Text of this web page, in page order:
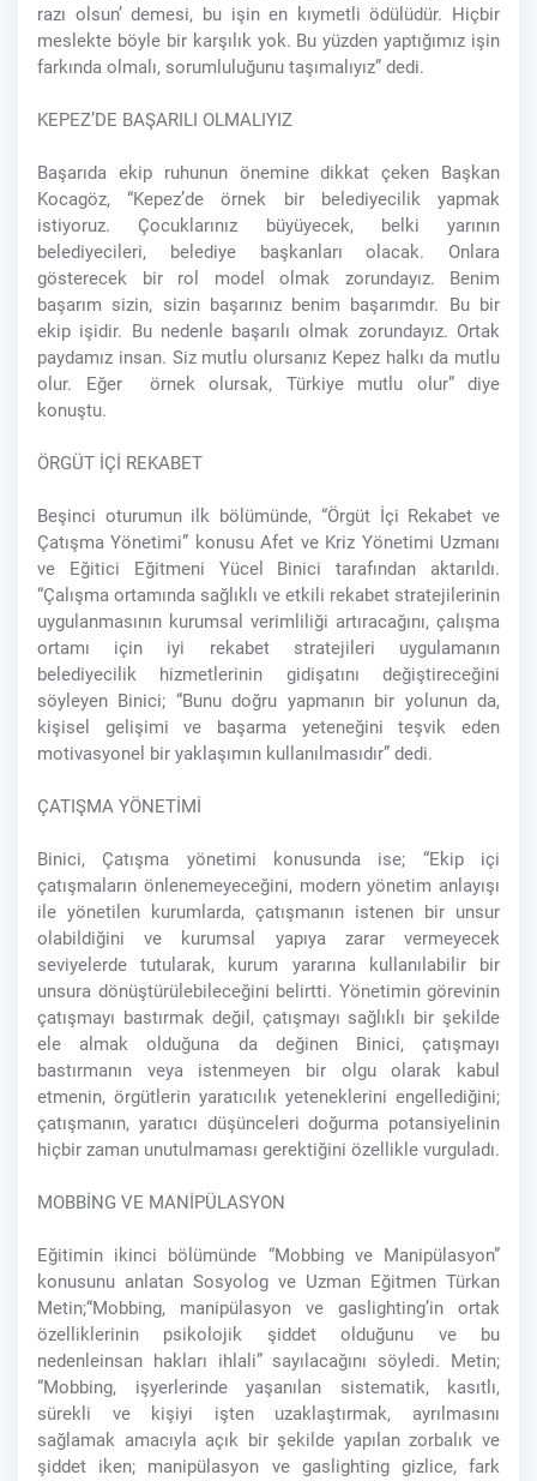
razı olsun’ demesi, bu işin en kıymetli ödülüdür. Hiçbir
meslekte böyle bir karşılık yok. Bu yüzden yaptığımız işin
farkında olmalı, sorumluluğunu taşımalıyız” dedi.
KEPEZ’DE BAŞARILI OLMALIYIZ
Başarıda ekip ruhunun önemine dikkat çeken Başkan
Kocagöz, “Kepez’de örnek bir belediyecilik yapmak
istiyoruz. Çocuklarınız büyüyecek, belki yarının
belediyecileri, belediye başkanları olacak. Onlara
gösterecek bir rol model olmak zorundayız. Benim
başarım sizin, sizin başarınız benim başarımdır. Bu bir
ekip işidir. Bu nedenle başarılı olmak zorundayız. Ortak
paydamız insan. Siz mutlu olursanız Kepez halkı da mutlu
olur. Eğer örnek olursak, Türkiye mutlu olur” diye
konuştu.
ÖRGÜT İÇİ REKABET
Beşinci oturumun ilk bölümünde, “Örgüt İçi Rekabet ve
Çatışma Yönetimi” konusu Afet ve Kriz Yönetimi Uzmanı
ve Eğitici Eğitmeni Yücel Binici tarafından aktarıldı.
“Çalışma ortamında sağlıklı ve etkili rekabet stratejilerinin
uygulanmasının kurumsal verimliliği artıracağını, çalışma
ortamı için iyi rekabet stratejileri uygulamanın
belediyecilik hizmetlerinin gidişatını değiştireceğini
söyleyen Binici; “Bunu doğru yapmanın bir yolunun da,
kişisel gelişimi ve başarma yeteneğini teşvik eden
motivasyonel bir yaklaşımın kullanılmasıdır” dedi.
ÇATIŞMA YÖNETİMİ
Binici, Çatışma yönetimi konusunda ise; “Ekip içi
çatışmaların önlenemeyeceğini, modern yönetim anlayışı
ile yönetilen kurumlarda, çatışmanın istenen bir unsur
olabildiğini ve kurumsal yapıya zarar vermeyecek
seviyelerde tutularak, kurum yararına kullanılabilir bir
unsura dönüştürülebileceğini belirtti. Yönetimin görevinin
çatışmayı bastırmak değil, çatışmayı sağlıklı bir şekilde
ele almak olduğuna da değinen Binici, çatışmayı
bastırmanın veya istenmeyen bir olgu olarak kabul
etmenin, örgütlerin yaratıcılık yeteneklerini engellediğini;
çatışmanın, yaratıcı düşünceleri doğurma potansiyelinin
hiçbir zaman unutulmaması gerektiğini özellikle vurguladı.
MOBBİNG VE MANİPÜLASYON
Eğitimin ikinci bölümünde “Mobbing ve Manipülasyon”
konusunu anlatan Sosyolog ve Uzman Eğitmen Türkan
Metin;“Mobbing, manipülasyon ve gaslighting’in ortak
özelliklerinin psikolojik şiddet olduğunu ve bu
nedenleinsan hakları ihlali” sayılacağını söyledi. Metin;
“Mobbing, işyerlerinde yaşanılan sistematik, kasıtlı,
sürekli ve kişiyi işten uzaklaştırmak, ayrılmasını
sağlamak amacıyla açık bir şekilde yapılan zorbalık ve
şiddet iken; manipülasyon ve gaslighting gizlice, fark